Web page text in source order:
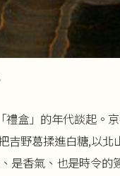
禮盒」的年代談起。
吉野葛揉進白糖,以
是香氣、也是時令的